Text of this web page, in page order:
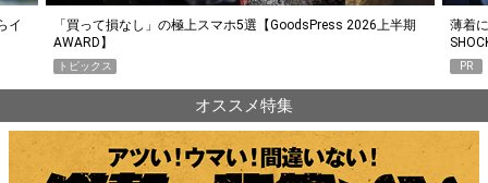
イ
「買って損なし」の極上スマホ5選【GoodsPress 2026上半期
AWARD】
トピックス
薄着
PR
オススメ特集